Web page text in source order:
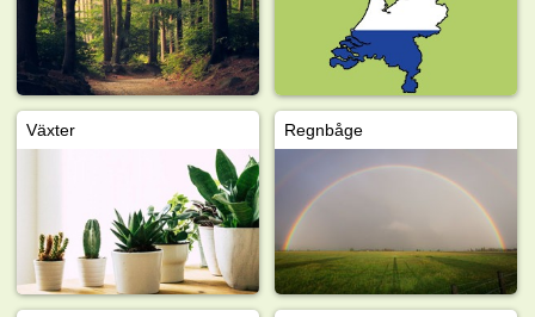
Växter Regnbåge